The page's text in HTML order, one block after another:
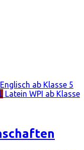
Englisch ab Klasse 5
L Latein WPI ab Klasse